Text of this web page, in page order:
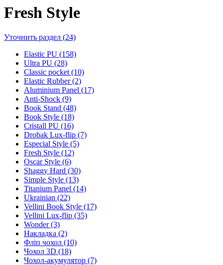
Fresh Style
Уточнить раздел (24)
Elastic PU (158)
Ultra PU (28)
Classic pocket (10)
Elastic Rubber (2)
Aluminium Panel (17)
Anti-Shock (9)
Book Stand (48)
Book Style (18)
Cristall PU (16)
Drobak Lux-flip (7)
Especial Style (5)
Fresh Style (12)
Oscar Style (6)
Shaggy Hard (30)
Simple Style (13)
Titanium Panel (14)
Ukrainian (22)
Vellini Book Style (17)
Vellini Lux-flip (35)
Wonder (3)
Накладка (2)
Фліп чохол (10)
Чохол 3D (18)
Чохол-акумулятор (7)